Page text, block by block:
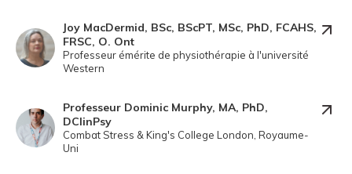
Joy MacDermid, BSc, BScPT, MSc, PhD, FCAHS,
FRSC, O. Ont
Professeur émérite de physiothérapie à l'université
Western
Professeur Dominic Murphy, MA, PhD,
DClinPsy
Combat Stress & King's College London, Royaume-
Uni